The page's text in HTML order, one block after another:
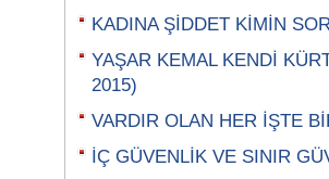
KADINA ŞİDDET KİMİN
YAŞAR KEMAL KENDİ
2015)
VARDIR OLAN HER İŞTE
İÇ GÜVENLİK VE SINIR